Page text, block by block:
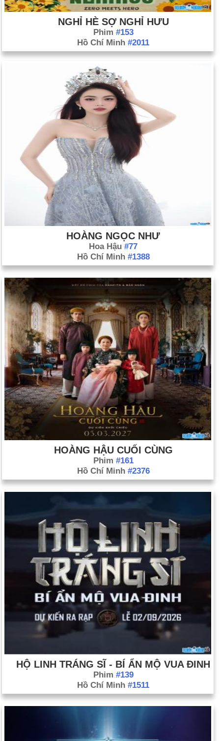
NGHỈ HÈ SỢ NGHỈ HƯU
Phim #153
Hồ Chí Minh #2011
HOÀNG NGỌC NHƯ
Hoa Hậu #77
Hồ Chí Minh #1388
HOÀNG HẬU CUỐI CÙNG
Phim #161
Hồ Chí Minh #2376
HỘ LINH TRÁNG SĨ - BÍ ẨN MỘ VUA ĐINH
Phim #139
Hồ Chí Minh #1511